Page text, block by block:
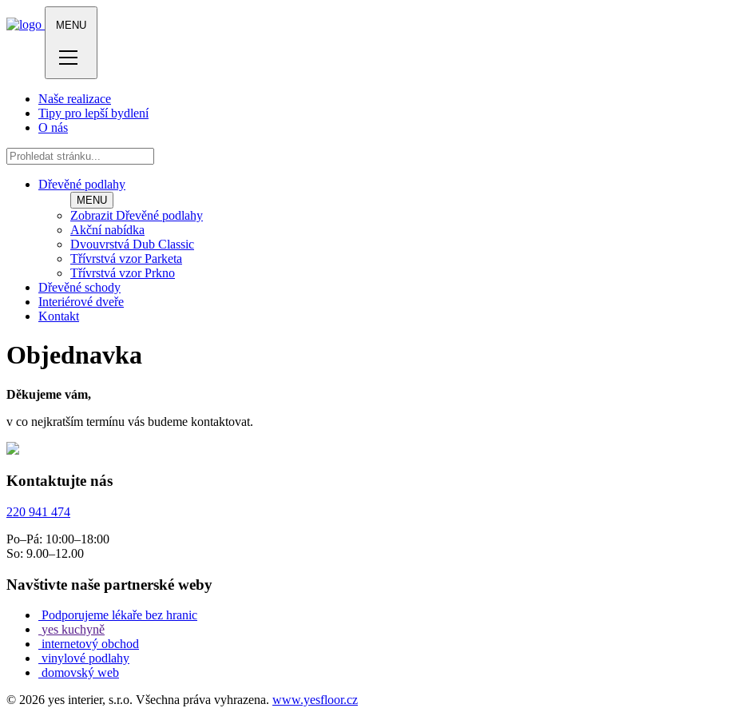
MENU
Naše realizace
Tipy pro lepší bydlení
O nás
Dřevěné podlahy
MENU
Zobrazit Dřevěné podlahy
Akční nabídka
Dvouvrstvá Dub Classic
Třívrstvá vzor Parketa
Třívrstvá vzor Prkno
Dřevěné schody
Interiérové dveře
Kontakt
Objednavka
Děkujeme vám,
v co nejkratším termínu vás budeme kontaktovat.
Kontaktujte nás
220 941 474
Po–Pá: 10:00–18:00
So: 9.00–12.00
Navštivte naše partnerské weby
Podporujeme lékaře bez hranic
yes kuchyně
internetový obchod
vinylové podlahy
domovský web
© 2026 yes interier, s.r.o. Všechna práva vyhrazena. www.yesfloor.cz